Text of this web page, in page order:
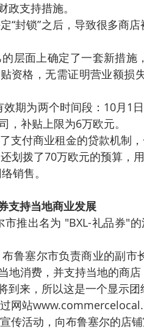
政支持措施。
“封锁”之后，导致很多商
层面上确定了一套新措施
资格，无需证明营业额损
期为两个时间段：10月1
，补贴上限为6万欧元。
支付商业租金的贷款机制
划拨了70万欧元的预算，
销售。
支持当地商业发展
推出名为 "BXL-礼品券"
鲁塞尔市负责商业的副
地消费，并支持当地的商
到来，所以这是一个显示
网站
传活动，向布鲁塞尔的店铺